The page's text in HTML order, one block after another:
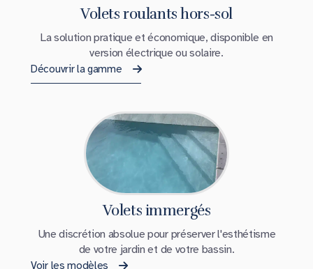
Volets roulants hors-sol
La solution pratique et économique, disponible en
version électrique ou solaire.
Découvrir la gamme
Volets immergés
Une discrétion absolue pour préserver l'esthétisme
de votre jardin et de votre bassin.
Voir les modèles